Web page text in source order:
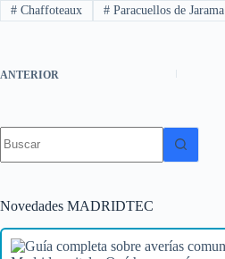
#Chaffoteaux #Paracuellos de Jarama
ANTERIOR
resultados
Novedades MADRIDTEC